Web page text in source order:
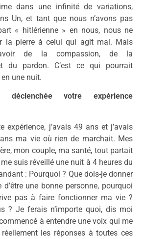
dans une infinité de variations,
Un, et tant que nous n’avons pas
« hitlérienne » en nous, nous ne
la pierre à celui qui agit mal. Mais
de la compassion, de la
du pardon. C’est ce qui pourrait
une nuit.
déclenchée votre expérience
expérience, j’avais 49 ans et j’avais
ma vie où rien de marchait. Mes
mon couple, ma santé, tout partait
suis réveillé une nuit à 4 heures du
: Pourquoi ? Que dois-je donner
d’être une bonne personne, pourquoi
pas à faire fonctionner ma vie ?
? Je ferais n’importe quoi, dis moi
à entendre une voix qui me
les réponses à toutes ces